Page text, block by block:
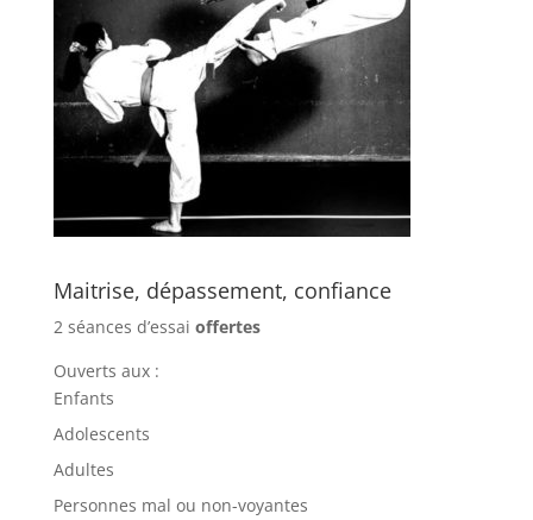
Maitrise, dépassement, confiance
2 séances d’essai offertes
Ouverts aux :
Enfants
Adolescents
Adultes
Personnes mal ou non-voyantes